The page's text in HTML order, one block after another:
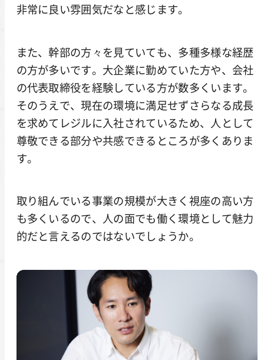
非常に良い雰囲気だなと感じます。
また、幹部の方々を見ていても、多種多様な経歴
の方が多いです。大企業に勤めていた方や、会社
の代表取締役を経験している方が数多くいます。
そのうえで、現在の環境に満足せずさらなる成長
を求めてレジルに入社されているため、人として
尊敬できる部分や共感できるところが多くありま
す。
取り組んでいる事業の規模が大きく視座の高い方
も多くいるので、人の面でも働く環境として魅力
的だと言えるのではないでしょうか。